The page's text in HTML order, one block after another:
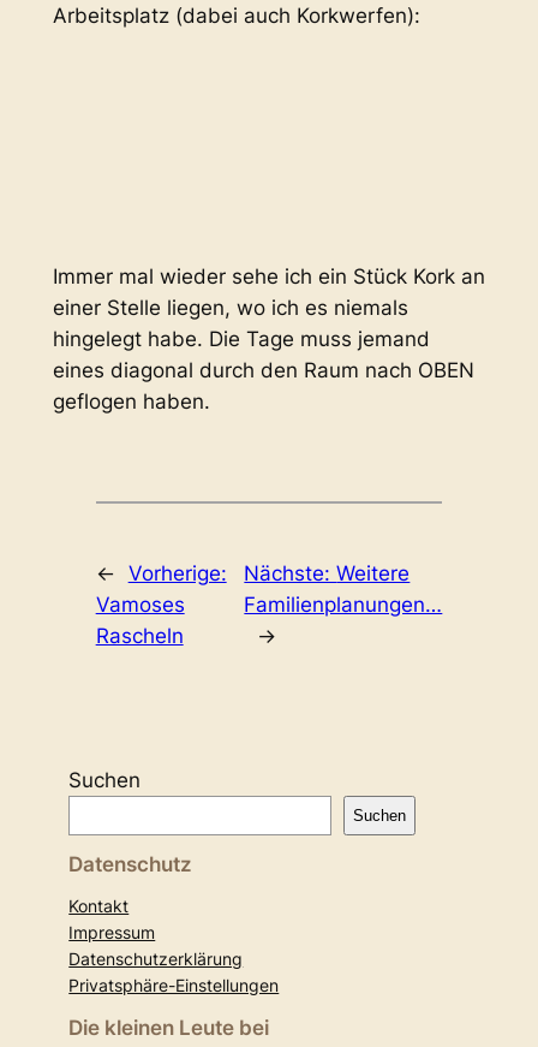
Arbeitsplatz (dabei auch Korkwerfen):
Immer mal wieder sehe ich ein Stück Kork an
einer Stelle liegen, wo ich es niemals
hingelegt habe. Die Tage muss jemand
eines diagonal durch den Raum nach OBEN
geflogen haben.
← Vorherige:
Vamoses
Rascheln
Nächste:Weitere
Familienplanungen…
→
Suchen
Suchen
Datenschutz
Kontakt
Impressum
Datenschutzerklärung
Privatsphäre-Einstellungen
Die kleinen Leute bei